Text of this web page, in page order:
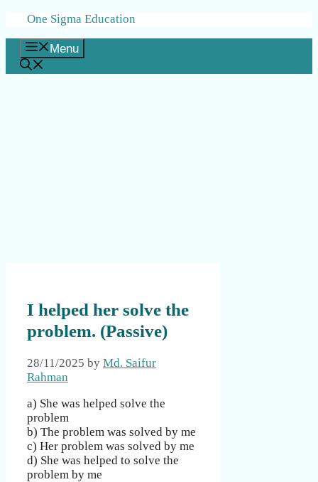
Skip
content
One Sigma Education
Menu
I helped her solve the
problem. (Passive)
28/11/2025 by Md. Saifur
Rahman
a) She was helped solve the
problem
b) The problem was solved by me
c) Her problem was solved by me
d) She was helped to solve the
problem by me